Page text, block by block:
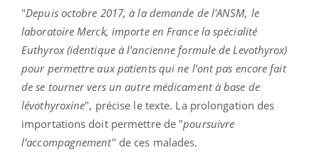
"Depuis octobre 2017, à la demande de l'ANSM, le
laboratoire Merck, importe en France la spécialité
Euthyrox (identique à l'ancienne formule de Levothyrox)
pour permettre aux patients qui ne l’ont pas encore fait
de se tourner vers un autre médicament à base de
lévothyroxine", précise le texte. La prolongation des
importations doit permettre de "poursuivre
l’accompagnement" de ces malades.